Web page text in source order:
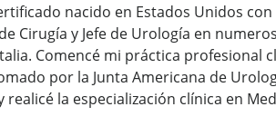
nacido en Estados Unidos
Cirugía y Jefe de Urología en
Comencé mi práctica profesional
por la Junta Americana de
la especialización clínica en